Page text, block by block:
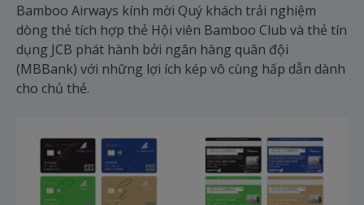
Bamboo Airways kính mời Quý khách trải nghiệm
dòng thẻ tích hợp thẻ Hội viên Bamboo Club và thẻ tín
dụng JCB phát hành bởi ngân hàng quân đội
(MBBank) với những lợi ích kép vô cùng hấp dẫn dành
cho chủ thẻ.